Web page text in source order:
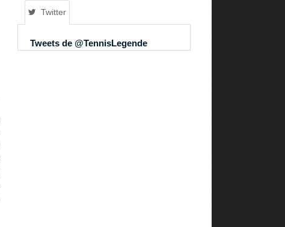
Twitter
Tweets de @TennisLegende